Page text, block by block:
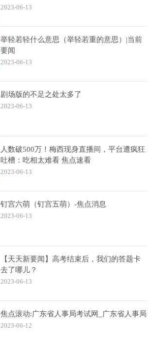
2023-06-13
举轻若轻什么意思（举轻若重的意思）|当前
要闻
2023-06-13
剧场版的不足之处太多了
2023-06-13
人数破500万！梅西现身直播间，平台遭疯狂
吐槽：吃相太难看 焦点速看
2023-06-13
钉宫六萌（钉宫五萌）-焦点消息
2023-06-13
【天天新要闻】高考结束后，我们的答题卡
去了哪儿？
2023-06-13
焦点滚动:广东省人事局考试网_广东省人事局
2023-06-12